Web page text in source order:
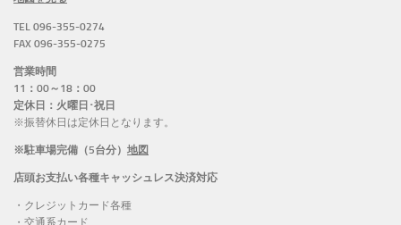
TEL 096-355-0274
FAX 096-355-0275
営業時間
11：00～18：00
定休日：火曜日･祝日
※振替休日は定休日となります。
※駐車場完備（5台分） 地図
店頭お支払い各種キャッシュレス決済対応
・クレジットカード各種
・交通系カード